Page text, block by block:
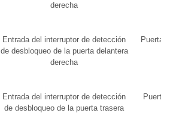
derecha
Entrada del interruptor de detección
de desbloqueo de la puerta delantera
derecha
Puerta
Entrada del interruptor de detección
de desbloqueo de la puerta trasera
Puerta